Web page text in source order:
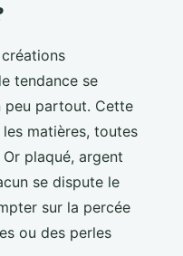
tendance se
peu partout. Cette
les matières, toutes
plaqué, argent
se dispute le
sur la percée
ou des perles